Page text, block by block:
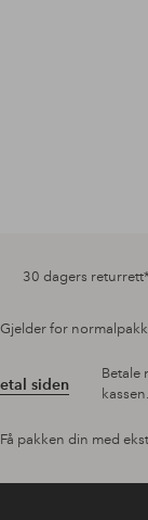
30 dagers
Gjelder for
siden
Betale
kassen.
Få pakken din med